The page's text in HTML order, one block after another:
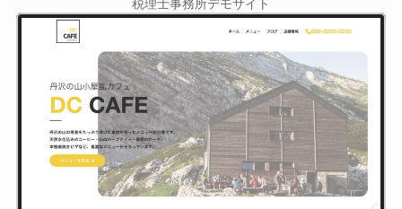
税理士事務所デモサイト